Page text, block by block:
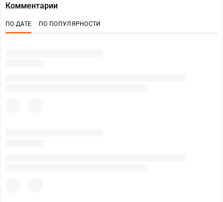
Комментарии
ПО ДАТЕ ПО ПОПУЛЯРНОСТИ